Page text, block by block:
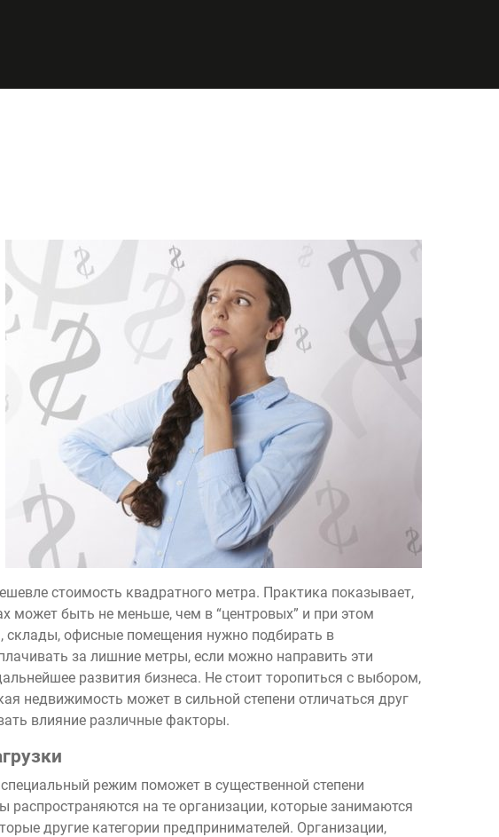
ФИНОКО ETL: РОБОТ СБОРА ДАННЫХ
При анализе и консолидации больших
объемов разносторонней информации
необходимо быстро приводить данные к
...
ПОДРОБНЕЕ
стоимость квадратного метра. Практика показывает,
может быть не меньше, чем в “центровых” и при этом
склады, офисные помещения нужно подбирать в
за лишние метры, если можно направить эти
развития бизнеса. Не стоит торопиться с выбором,
недвижимость может в сильной степени отличаться друг
влияние различные факторы.
режим поможет в существенной степени
распространяются на те организации, которые занимаются
другие категории предпринимателей. Организации,